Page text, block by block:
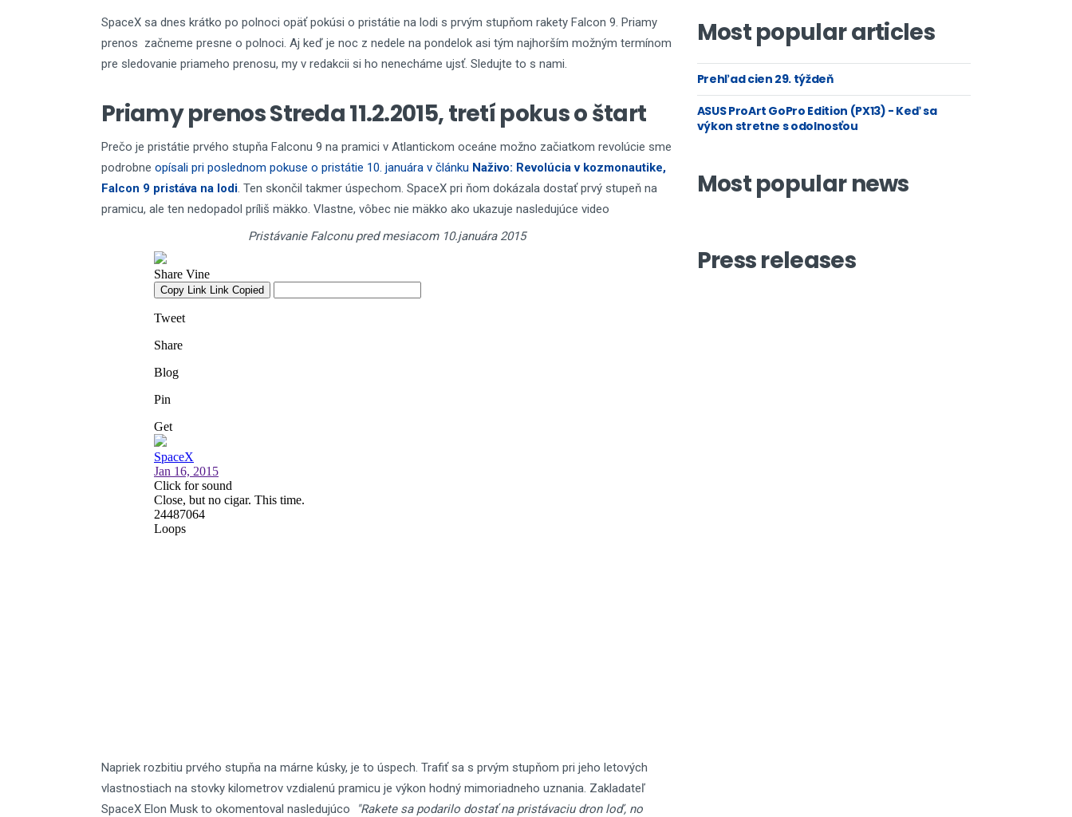
SpaceX sa dnes krátko po polnoci opäť pokúsi o pristátie na lodi s prvým stupňom rakety Falcon 9. Priamy
prenos začneme presne o polnoci. Aj keď je noc z nedele na pondelok asi tým najhorším možným termínom
pre sledovanie priameho prenosu, my v redakcii si ho nenecháme ujsť. Sledujte to s nami.
Priamy prenos Streda 11.2.2015, tretí pokus o štart
Prečo je pristátie prvého stupňa Falconu 9 na pramici v Atlantickom oceáne možno začiatkom revolúcie sme
podrobne opísali pri poslednom pokuse o pristátie 10. januára v článku Naživo: Revolúcia v kozmonautike,
Falcon 9 pristáva na lodi. Ten skončil takmer úspechom. SpaceX pri ňom dokázala dostať prvý stupeň na
pramicu, ale ten nedopadol príliš mäkko. Vlastne, vôbec nie mäkko ako ukazuje nasledujúce video
Pristávanie Falconu pred mesiacom 10.januára 2015
Napriek rozbitiu prvého stupňa na márne kúsky, je to úspech. Trafiť sa s prvým stupňom pri jeho letových
vlastnostiach na stovky kilometrov vzdialenú pramicu je výkon hodný mimoriadneho uznania. Zakladateľ
SpaceX Elon Musk to okomentoval nasledujúco
"Rakete sa podarilo dostať na pristávaciu dron loď, no
Most popular articles
Prehľad cien 29. týždeň
ASUS ProArt GoPro Edition (PX13) - Keď sa
výkon stretne s odolnosťou
Most popular news
Press releases